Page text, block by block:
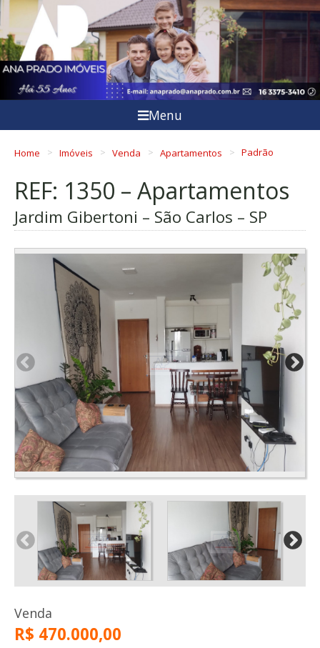
Menu
Home Imóveis Venda Apartamentos Padrão
REF: 1350 – Apartamentos
Jardim Gibertoni – São Carlos – SP
Venda
R$ 470.000,00